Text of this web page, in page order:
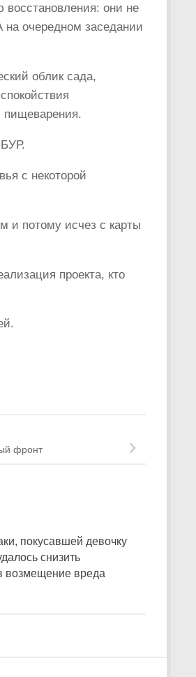
они не
на очередном заседании
облик сада,
пищеварения.
с некоторой
и потому исчез с карты
проекта, кто
фронт
покусавшей девочку
снизить
возмещение вреда